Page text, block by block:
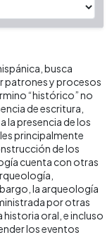
busca
patrones y procesos
“histórico” no
de escritura,
la presencia de los
principalmente
de los
cuenta con otras
la arqueología
por otras
oral, e incluso
los eventos